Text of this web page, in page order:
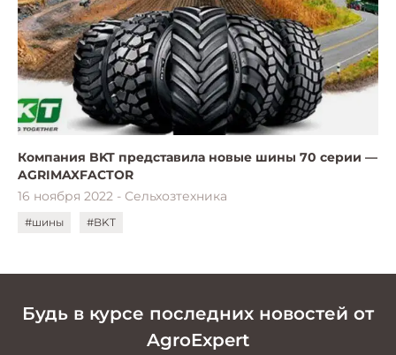
Компания BKT представила новые шины 70 серии —
AGRIMAXFACTOR
16 ноября 2022 - Сельхозтехника
#шины #BKT
Будь в курсе последних новостей от
AgroExpert